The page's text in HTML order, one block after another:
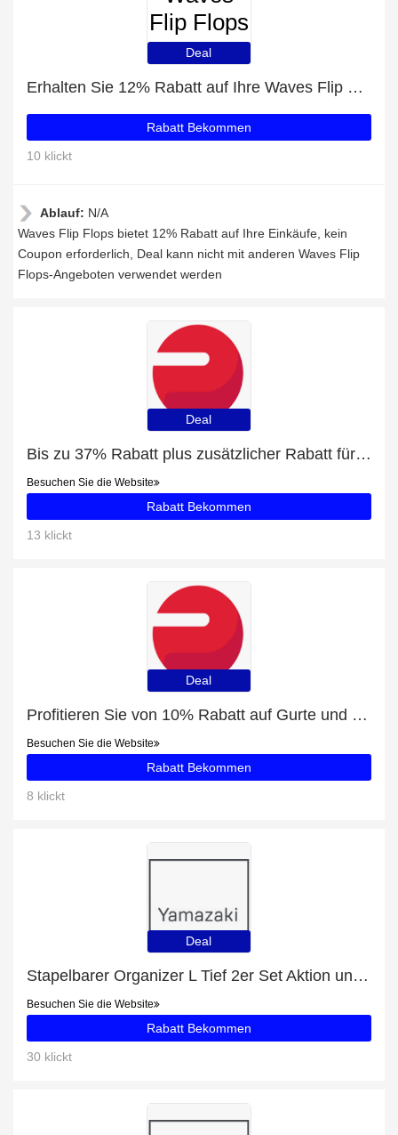
Flip Flops
Deal
Erhalten Sie 12% Rabatt auf Ihre Waves Flip Flops-Einkäufe
Rabatt Bekommen
10 klickt
Ablauf: N/A
Waves Flip Flops bietet 12% Rabatt auf Ihre Einkäufe, kein
Coupon erforderlich, Deal kann nicht mit anderen Waves Flip
Flops-Angeboten verwendet werden
Deal
Bis zu 37% Rabatt plus zusätzlicher Rabatt für Armbänder
Besuchen Sie die Website
Rabatt Bekommen
13 klickt
Deal
Profitieren Sie von 10% Rabatt auf Gurte und andere 90-Angebote
Besuchen Sie die Website
Rabatt Bekommen
8 klickt
Deal
Stapelbarer Organizer L Tief 2er Set Aktion und 24% Rabatt Ausverkauf
Besuchen Sie die Website
Rabatt Bekommen
30 klickt